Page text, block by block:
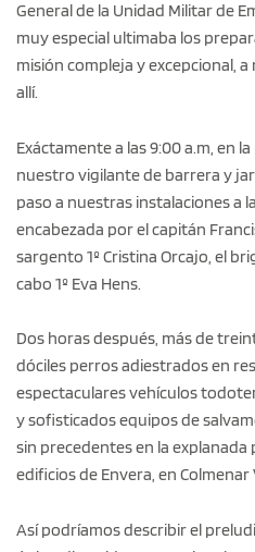
General de la Unidad Militar de
muy especial ultimaba los
misión compleja y excepcional,
allí.
Exáctamente a las 9:00 a.m, en
nuestro vigilante de barrera y
paso a nuestras instalaciones a
encabezada por el capitán
sargento 1º Cristina Orcajo, el
cabo 1º Eva Hens.
Dos horas después, más de
dóciles perros adiestrados en
espectaculares vehículos
y sofisticados equipos de
sin precedentes en la
edificios de Envera, en Colmenar
Así podríamos describir el